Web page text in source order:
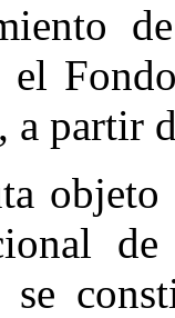
el
a partir
objeto
se